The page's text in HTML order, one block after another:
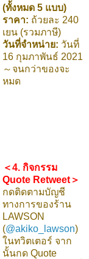
(ทั้งหมด 5 แบบ)
ราคา: ถ้วยละ 240
เยน (รวมภาษี)
วันที่จำหน่าย: วันที่
16 กุมภาพันธ์ 2021
～จนกว่าของจะ
หมด
＜4. กิจกรรม
Quote Retweet＞
กดติดตามบัญชี
ทางการของร้าน
LAWSON
(@akiko_lawson)
ในทวิตเตอร์ จาก
นั้นกด Quote